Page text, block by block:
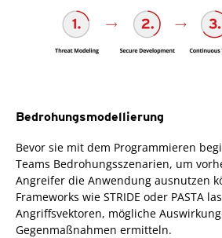
Bedrohungsmodellierung
Bevor sie mit dem Programmieren
Teams Bedrohungsszenarien, um
Angreifer die Anwendung ausnutzen
Frameworks wie STRIDE oder PASTA
Angriffsvektoren, mögliche
Gegenmaßnahmen ermitteln.